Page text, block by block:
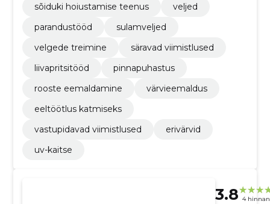
sõiduki hoiustamise teenus
veljed
parandustööd
sulamveljed
velgede treimine
säravad viimistlused
liivapritsitööd
pinnapuhastus
rooste eemaldamine
värvieemaldus
eeltöötlus katmiseks
vastupidavad viimistlused
erivärvid
uv-kaitse
3.8 4